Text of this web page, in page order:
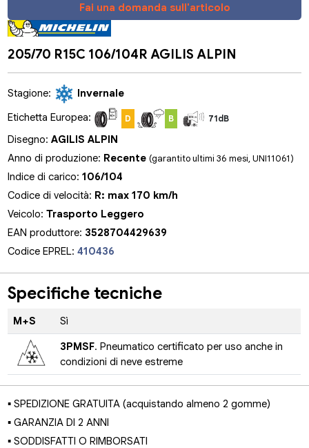
Fai una domanda sull'articolo
205/70 R15C 106/104R AGILIS ALPIN
Stagione:
Invernale
Etichetta Europea:
D B 71dB
Disegno:AGILIS ALPIN
Anno di produzione: Recente(garantito ultimi 36 mesi, UNI11061)
Indice di carico:106/104
Codice di velocità: R: max 170 km/h
Veicolo:Trasporto Leggero
EAN produttore: 3528704429639
Codice EPREL:410436
Specifiche tecniche
M+S Sì
3PMSF. Pneumatico certificato per uso anche in
condizioni di neve estreme
▪ SPEDIZIONE GRATUITA (acquistando almeno 2 gomme)
▪ GARANZIA DI 2 ANNI
▪ SODDISFATTI O RIMBORSATI